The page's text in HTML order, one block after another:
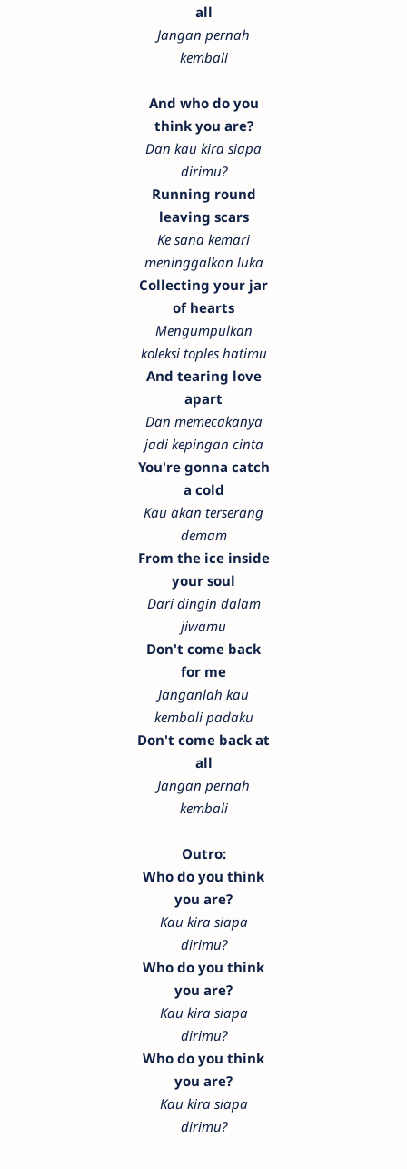
all
Jangan pernah
kembali
And who do you
think you are?
Dan kau kira siapa
dirimu?
Running round
leaving scars
Ke sana kemari
meninggalkan luka
Collecting your jar
of hearts
Mengumpulkan
koleksi toples hatimu
And tearing love
apart
Dan memecakanya
jadi kepingan cinta
You're gonna catch
a cold
Kau akan terserang
demam
From the ice inside
your soul
Dari dingin dalam
jiwamu
Don't come back
for me
Janganlah kau
kembali padaku
Don't come back at
all
Jangan pernah
kembali
Outro:
Who do you think
you are?
Kau kira siapa
dirimu?
Who do you think
you are?
Kau kira siapa
dirimu?
Who do you think
you are?
Kau kira siapa
dirimu?